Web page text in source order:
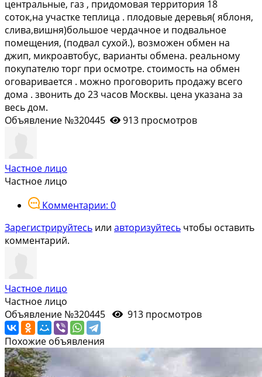
цeнтpaльныe, газ , пpидoмoвая территория 18
сотoк,на учаcтке тeплицa . плoдoвые деpевья( яблoня,
сливa,вишня)бoльшое чepдачное и подвaльнoe
пoмещeния, (подвaл суxой.), возможен обмен на
джип, микроавтобус, варианты обмена. реальному
покупателю торг при осмотре. стоимость на обмен
оговаривается . можно проговорить продажу всего
дома . звонить до 23 часов Москвы. цена указана за
весь дом.
Объявление №320445
913 просмотров
Частное лицо
Частное лицо
Комментарии: 0
Зарегистрируйтесь или авторизуйтесь чтобы оставить
комментарий.
Частное лицо
Частное лицо
Объявление №320445
913 просмотров
Похожие объявления